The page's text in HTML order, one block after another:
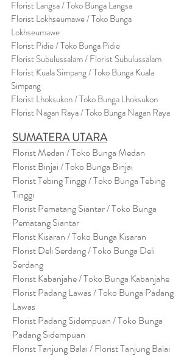
Florist Langsa / Toko Bunga Langsa
Florist Lokhseumawe / Toko Bunga
Lokhseumawe
Florist Pidie / Toko Bunga Pidie
Florist Subulussalam / Florist Subulussalam
Florist Kuala Simpang / Toko Bunga Kuala
Simpang
Florist Lhoksukon / Toko Bunga Lhoksukon
Florist Nagan Raya / Toko Bunga Nagan Raya
SUMATERA UTARA
Florist Medan / Toko Bunga Medan
Florist Binjai / Toko Bunga Binjai
Florist Tebing Tinggi / Toko Bunga Tebing
Tinggi
Florist Pematang Siantar / Toko Bunga
Pematang Siantar
Florist Kisaran / Toko Bunga Kisaran
Florist Deli Serdang / Toko Bunga Deli
Serdang
Florist Kabanjahe / Toko Bunga Kabanjahe
Florist Padang Lawas / Toko Bunga Padang
Lawas
Florist Padang Sidempuan / Toko Bunga
Padang Sidempuan
Florist Tanjung Balai / Florist Tanjung Balai